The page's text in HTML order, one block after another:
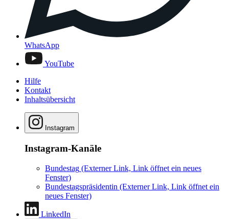
WhatsApp
YouTube
Hilfe
Kontakt
Inhaltsübersicht
Instagram
Instagram-Kanäle
Bundestag (Externer Link, Link öffnet ein neues
Fenster)
Bundestagspräsidentin (Externer Link, Link öffnet ein
neues Fenster)
LinkedIn